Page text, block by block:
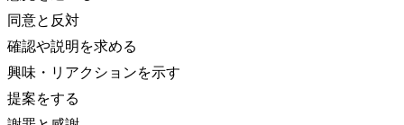
同意と反対
確認や説明を求める
興味・リアクションを示す
提案をする